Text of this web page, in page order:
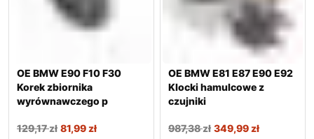
OE BMW E90 F10 F30
Korek zbiornika
wyrównawczego p
129,17zł 81,99zł
OE BMW E81 E87 E90 E92
Klocki hamulcowe z
czujniki
987,38zł 349,99zł